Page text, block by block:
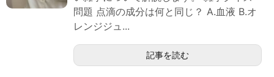
問題 点滴の成分は何と同じ？ A.血液 B.オ
レンジジュ...
記事を読む